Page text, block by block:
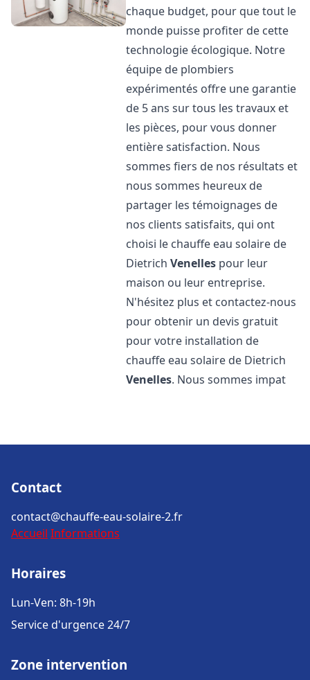
chaque budget, pour que tout le
monde puisse profiter de cette
technologie écologique. Notre
équipe de plombiers
expérimentés offre une garantie
de 5 ans sur tous les travaux et
les pièces, pour vous donner
entière satisfaction. Nous
sommes fiers de nos résultats et
nous sommes heureux de
partager les témoignages de
nos clients satisfaits, qui ont
choisi le chauffe eau solaire de
DietrichVenelles pour leur
maison ou leur entreprise.
N'hésitez plus et contactez-nous
pour obtenir un devis gratuit
pour votre installation de
chauffe eau solaire de Dietrich
Venelles. Nous sommes impat
Contact
contact@chauffe-eau-solaire-2.fr
Accueil Informations
Horaires
Lun-Ven: 8h-19h
Service d'urgence 24/7
Zone intervention